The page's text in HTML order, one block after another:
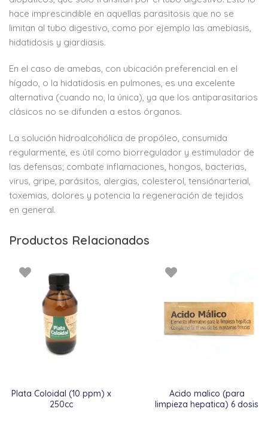
hace imprescindible en aquellas parasitosis que no se
limitan al tubo digestivo, como por ejemplo las amebiasis,
hidatidosis y giardiasis.
En el caso de amebas, con ubicación preferencial en el
hígado, o la hidatidosis en pulmones, es una excelente
alternativa (cuando no, la única), ya que los antiparasitarios
clásicos no se difunden a estos órganos.
La solución hidroalcohólica de propóleo, consumida
regularmente, es útil como biorregulador y estimulador de
las defensas; combate inflamaciones, hongos, bacterias,
virus, gripe, parásitos, alergias, colesterol, tensiónarterial,
toxemias, dolores y potencia la regeneración de tejidos
en general.
Productos Relacionados
Plata Coloidal (10 ppm) x
250cc
Acido malico (para
limpieza hepatica) 6 dosis